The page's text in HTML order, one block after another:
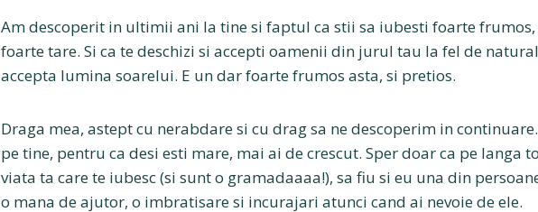
Am descoperit in ultimii ani la tine si faptul ca stii sa iubesti foarte frumos,
foarte tare. Si ca te deschizi si accepti oamenii din jurul tau la fel de
accepta lumina soarelui. E un dar foarte frumos asta, si pretios.
Draga mea, astept cu nerabdare si cu drag sa ne descoperim in
pe tine, pentru ca desi esti mare, mai ai de crescut. Sper doar ca pe langa
viata ta care te iubesc (si sunt o gramadaaaa!), sa fiu si eu una din
o mana de ajutor, o imbratisare si incurajari atunci cand ai nevoie de ele.